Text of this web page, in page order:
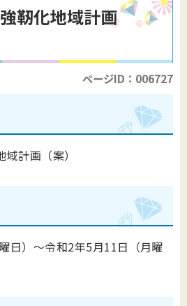
靭化地域計画
ページID：006727
計画（案）
日） ～令和2年5月11日（月曜